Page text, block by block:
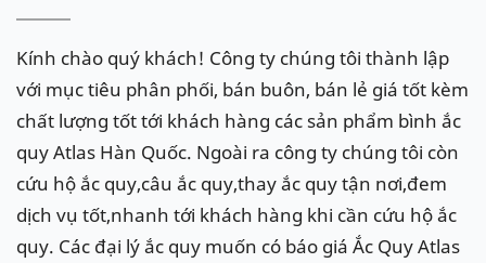
Kính chào quý khách! Công ty chúng tôi thành lập
với mục tiêu phân phối, bán buôn, bán lẻ giá tốt kèm
chất lượng tốt tới khách hàng các sản phẩm bình ắc
quy Atlas Hàn Quốc. Ngoài ra công ty chúng tôi còn
cứu hộ ắc quy,câu ắc quy,thay ắc quy tận nơi,đem
dịch vụ tốt,nhanh tới khách hàng khi cần cứu hộ ắc
quy. Các đại lý ắc quy muốn có báo giá Ắc Quy Atlas